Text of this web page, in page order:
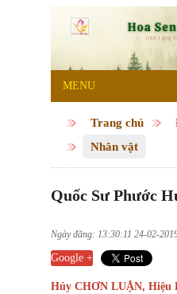
MENU
Trang chủ
Nhân vật
Quốc Sư Phước
Ngày đăng: 13:30:11 24-02-
Google +
Húy CHƠN LUẬN, Hiệu